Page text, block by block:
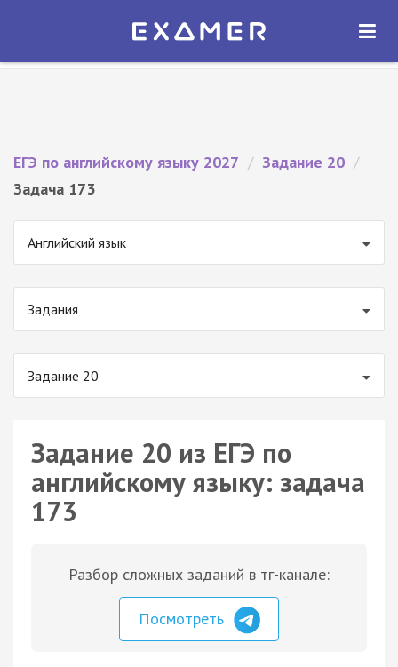
Экзамер — ЕГЭ 2027
ОТКРЫТЬ
ЕГЭ по английскому языку 2027 / Задание 20 /
Задача 173
Английский язык
Задания
Задание 20
Задание 20 из ЕГЭ по
английскому языку: задача
173
Разбор сложных заданий в тг-канале:
Посмотреть